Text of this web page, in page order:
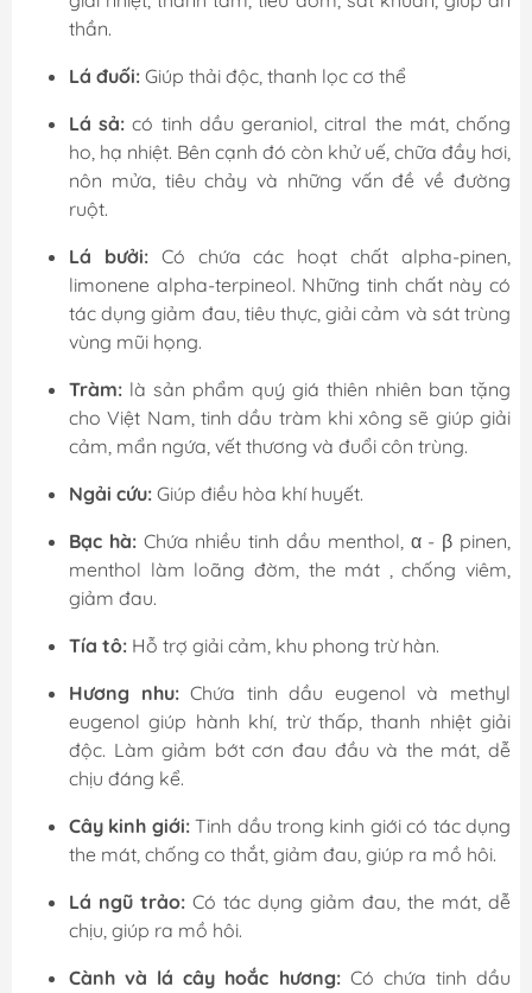
thần.
Lá đuối: Giúp thải độc, thanh lọc cơ thể
Lá sả: có tinh dầu geraniol, citral the mát, chống
ho, hạ nhiệt. Bên cạnh đó còn khử uế, chữa đầy hơi,
nôn mửa, tiêu chảy và những vấn đề về đường
ruột.
Lá bưởi:Có chứa các hoạt chất alpha-pinen,
limonene alpha-terpineol. Những tinh chất này có
tác dụng giảm đau, tiêu thực, giải cảm và sát trùng
vùng mũi họng.
Tràm: là sản phẩm quý giá thiên nhiên ban tặng
cho Việt Nam, tinh dầu tràm khi xông sẽ giúp giải
cảm, mẩn ngứa, vết thương và đuổi côn trùng.
Ngải cứu: Giúp điều hòa khí huyết.
Bạc hà:Chứa nhiều tinh dầu menthol, α - β pinen,
menthol làm loãng đờm, the mát , chống viêm,
giảm đau.
Tía tô: Hỗ trợ giải cảm, khu phong trừ hàn.
Hương nhu:Chứa tinh dầu eugenol và methyl
eugenol giúp hành khí, trừ thấp, thanh nhiệt giải
độc. Làm giảm bớt cơn đau đầu và the mát, dễ
chịu đáng kể.
Cây kinh giới:Tinh dầu trong kinh giới có tác dụng
the mát, chống co thắt, giảm đau, giúp ra mồ hôi.
Lá ngũ trảo: Có tác dụng giảm đau, the mát, dễ
chịu, giúp ra mồ hôi.
Cành và lá cây hoắc hương:Có chứa tinh dầu